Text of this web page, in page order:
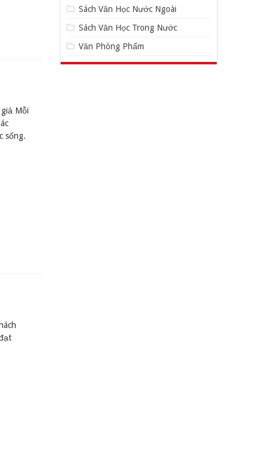
Mỗi
sống.
Sách Văn Học Nước Ngoài
Sách Văn Học Trong Nước
Văn Phòng Phẩm